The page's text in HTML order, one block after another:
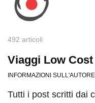
492 articoli
Viaggi Low Cost
INFORMAZIONI SULL'AUTORE
Tutti i post scritti dai